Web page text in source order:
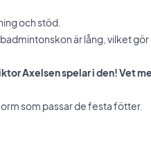
och stöd.
är lång, vilket gör
Axelsen spelar i den! Vet
som passar de festa fötter.